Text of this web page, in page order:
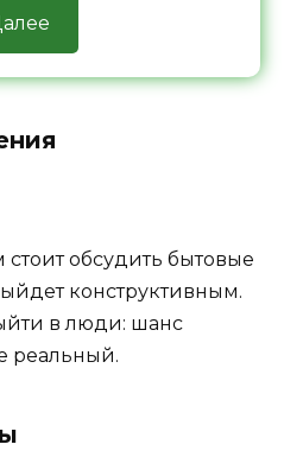
стоитобсудить бытовые
конструктивным.
в люди: шанс
реальный.